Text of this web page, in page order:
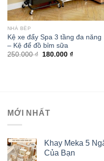
NHÀ BẾP
Kệ xe đẩy Spa 3 tầng đa năng
– Kệ để đồ bỉm sữa
250.000₫ 180.000 ₫
MỚI NHẤT
Khay Meka 5
Của Bạn